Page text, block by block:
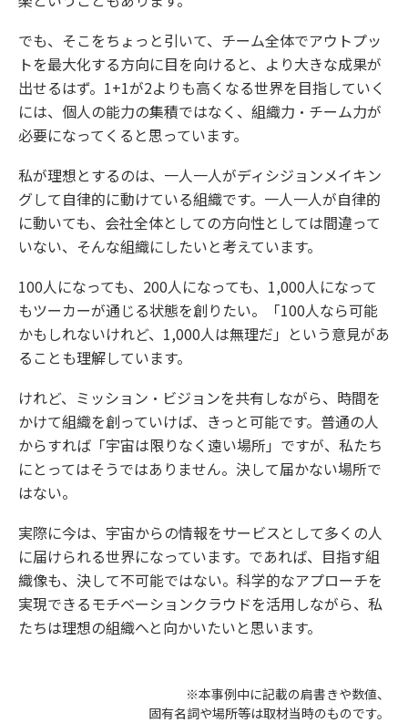
でも、そこをちょっと引いて、チーム全体でアウトプッ
トを最大化する方向に目を向けると、より大きな成果が
出せるはず。1+1が2よりも高くなる世界を目指していく
には、個人の能力の集積ではなく、組織力・チーム力が
必要になってくると思っています。
私が理想とするのは、一人一人がディシジョンメイキン
グして自律的に動けている組織です。一人一人が自律的
に動いても、会社全体としての方向性としては間違って
いない、そんな組織にしたいと考えています。
100人になっても、200人になっても、1,000人になって
もツーカーが通じる状態を創りたい。「100人なら可能
かもしれないけれど、1,000人は無理だ」という意見があ
ることも理解しています。
けれど、ミッション・ビジョンを共有しながら、時間を
かけて組織を創っていけば、きっと可能です。普通の人
からすれば「宇宙は限りなく遠い場所」ですが、私たち
にとってはそうではありません。決して届かない場所で
はない。
実際に今は、宇宙からの情報をサービスとして多くの人
に届けられる世界になっています。であれば、目指す組
織像も、決して不可能ではない。科学的なアプローチを
実現できるモチベーションクラウドを活用しながら、私
たちは理想の組織へと向かいたいと思います。
※本事例中に記載の肩書きや数値、
固有名詞や場所等は取材当時のものです。